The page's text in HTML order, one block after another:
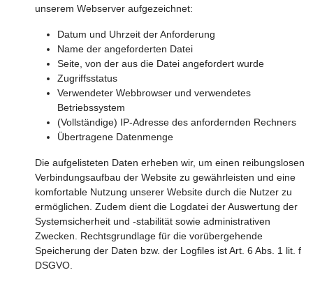
unserem Webserver aufgezeichnet:
Datum und Uhrzeit der Anforderung
Name der angeforderten Datei
Seite, von der aus die Datei angefordert wurde
Zugriffsstatus
Verwendeter Webbrowser und verwendetes
Betriebssystem
(Vollständige) IP-Adresse des anfordernden Rechners
Übertragene Datenmenge
Die aufgelisteten Daten erheben wir, um einen reibungslosen
Verbindungsaufbau der Website zu gewährleisten und eine
komfortable Nutzung unserer Website durch die Nutzer zu
ermöglichen. Zudem dient die Logdatei der Auswertung der
Systemsicherheit und -stabilität sowie administrativen
Zwecken. Rechtsgrundlage für die vorübergehende
Speicherung der Daten bzw. der Logfiles ist Art. 6 Abs. 1 lit. f
DSGVO.